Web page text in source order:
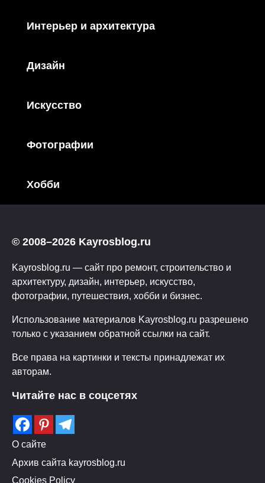
Интерьер и архитектура
Дизайн
Искусство
Фотографии
Хобби
© 2008–2026 Kayrosblog.ru
Kayrosblog.ru — сайт про ремонт, строительство и
архитектуру, дизайн, интерьер, искусство,
фотографии, путешествия, хобби и бизнес.
Использование материалов Kayrosblog.ru разрешено
только с указанием обратной ссылки на сайт.
Все права на картинки и тексты принадлежат их
авторам.
Читайте нас в соцсетях
О сайте
Архив сайта kayrosblog.ru
Cookies Policy